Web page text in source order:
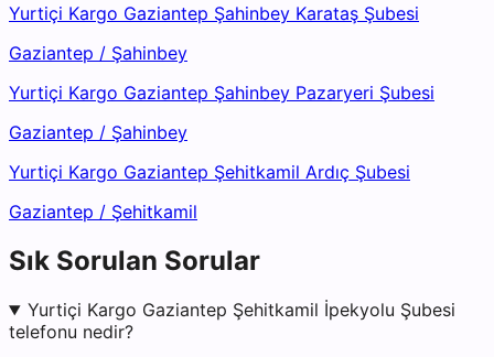
Yurtiçi Kargo Gaziantep Şahinbey Karataş Şubesi
Gaziantep / Şahinbey
Yurtiçi Kargo Gaziantep Şahinbey Pazaryeri Şubesi
Gaziantep / Şahinbey
Yurtiçi Kargo Gaziantep Şehitkamil Ardıç Şubesi
Gaziantep / Şehitkamil
Sık Sorulan Sorular
Yurtiçi Kargo Gaziantep Şehitkamil İpekyolu Şubesi
telefonu nedir?